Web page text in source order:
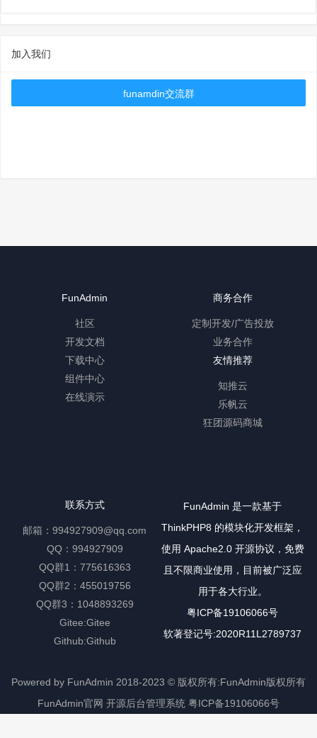
加入我们
funamdin交流群
FunAdmin
社区
开发文档
下载中心
组件中心
在线演示
商务合作
定制开发/广告投放
业务合作
友情推荐
知推云
乐帆云
狂团源码商城
联系方式
邮箱：994927909@qq.com
QQ：994927909
QQ群1：775616363
QQ群2：455019756
QQ群3：1048893269
Gitee:Gitee
Github:Github
FunAdmin 是一款基于
ThinkPHP8 的模块化开发框架，
使用 Apache2.0 开源协议，免费
且不限商业使用，目前被广泛应
用于各大行业。
粤ICP备19106066号
软著登记号:2020R11L2789737
Powered by FunAdmin 2018-2023 © 版权所有:FunAdmin版权所有
FunAdmin官网 开源后台管理系统 粤ICP备19106066号